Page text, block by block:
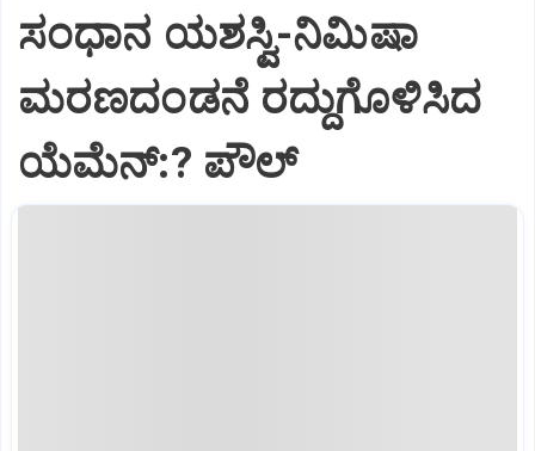
ಸಂಧಾನ ಯಶಸ್ವಿ-ನಿಮಿಷಾ
ಮರಣದಂಡನೆ ರದ್ದುಗೊಳಿಸಿದ
ಯೆಮೆನ್:? ಪೌಲ್